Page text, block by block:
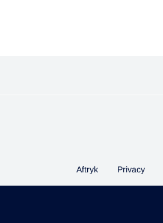
Aftryk Privacy